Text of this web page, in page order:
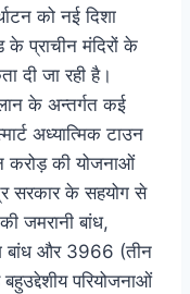
को नई दिशा
के प्राचीन मंदिरों के
दी जा रही है।
के अन्तर्गत कई
अध्यात्मिक टाउन
करोड़ की योजनाओं
सरकार के सहयोग से
जमरानी बांध,
बांध और 3966 (तीन
परियोजनाओं